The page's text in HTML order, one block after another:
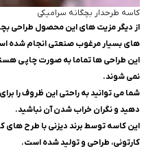
کاسه طرحدار بچگانه سرامیکی
از دیگر مزیت های این محصول طراحی
های بسیار مرغوب صنعتی انجام شده
این طراحی ها تماما به صورت چاپی
نمی شوند.
شما می توانید به راحتی این ظروف را
دهید و نگران خراب شدن آن نباشید.
این کاسه توسط برند دیزنی با طرح
کارتونی، طراحی و تولید شده است.